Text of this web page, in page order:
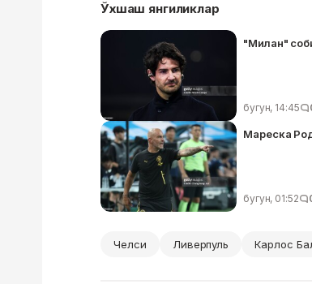
Ўхшаш янгиликлар
"Милан"
бугун, 14:45
Мареска
бугун, 01:52
Челси Ливерпуль Карлос